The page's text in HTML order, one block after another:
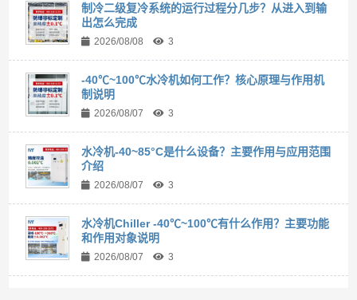
制冷二级复冷系统的运行过程分几步？从进入到输
出怎么完成
2026/08/08 3
-40℃~100℃水冷机如何工作？核心原理与作用机
制说明
2026/08/07 3
水冷机-40~85°C是什么设备？主要作用与应用范围
介绍
2026/08/07 3
水冷机Chiller -40℃~100℃有什么作用？主要功能
和作用对象说明
2026/08/07 3